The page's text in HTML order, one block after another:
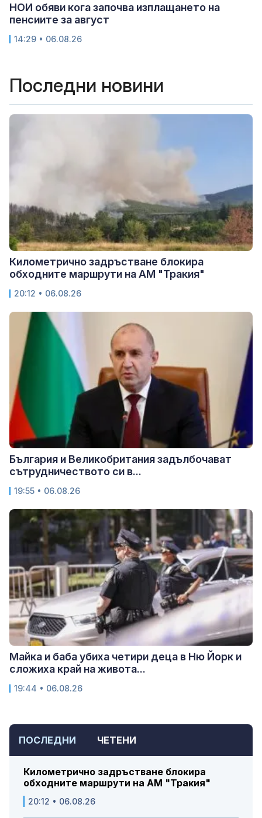
ПОСЛЕДНИ ЧЕТЕНИ
Километрично задръстване блокира
обходните маршрути на АМ "Тракия"
20:12 • 06.08.26
НОИ обяви кога започва изплащането на
пенсиите за август
14:29 • 06.08.26
Последни новини
Километрично задръстване блокира
обходните маршрути на АМ "Тракия"
20:12 • 06.08.26
България и Великобритания задълбочават
сътрудничеството си в...
19:55 • 06.08.26
Майка и баба убиха четири деца в Ню Йорк и
сложиха край на живота...
19:44 • 06.08.26